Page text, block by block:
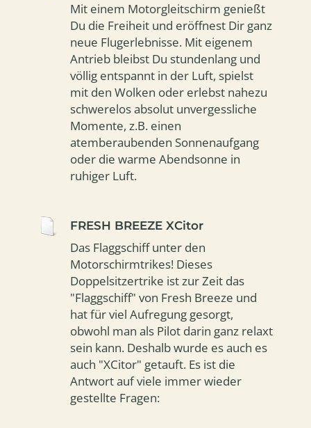
Mit einem Motorgleitschirm genießt
Du die Freiheit und eröffnest Dir ganz
neue Flugerlebnisse. Mit eigenem
Antrieb bleibst Du stundenlang und
völlig entspannt in der Luft, spielst
mit den Wolken oder erlebst nahezu
schwerelos absolut unvergessliche
Momente, z.B. einen
atemberaubenden Sonnenaufgang
oder die warme Abendsonne in
ruhiger Luft.
FRESH BREEZE XCitor
Das Flaggschiff unter den
Motorschirmtrikes! Dieses
Doppelsitzertrike ist zur Zeit das
"Flaggschiff" von Fresh Breeze und
hat für viel Aufregung gesorgt,
obwohl man als Pilot darin ganz relaxt
sein kann. Deshalb wurde es auch es
auch "XCitor" getauft. Es ist die
Antwort auf viele immer wieder
gestellte Fragen: